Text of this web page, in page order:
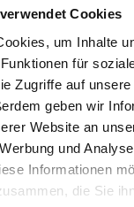
Cookies
um Inhalte
für
Zugriffe auf
geben wir
Website an
und
Informationen
die Sie
fundierte
auf eine
den ersten